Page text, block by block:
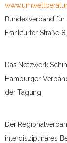
Bundesverband für
Frankfurter Straße
Das Netzwerk
Hamburger
der Tagung.
Der
interdisziplinäres